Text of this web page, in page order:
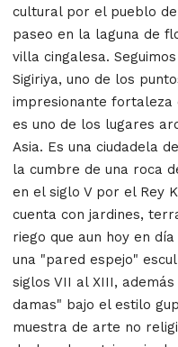
cultural por el pueblo
paseo en la laguna de
villa cingalesa.
Sigiriya, uno de los
impresionante fortaleza
es uno de los lugares
Asia. Es una ciudadela
la cumbre de una roca
en el siglo V por el Rey
cuenta con jardines,
riego que aun hoy en
una "pared espejo"
siglos VII al XIII,
damas" bajo el estilo
muestra de arte no